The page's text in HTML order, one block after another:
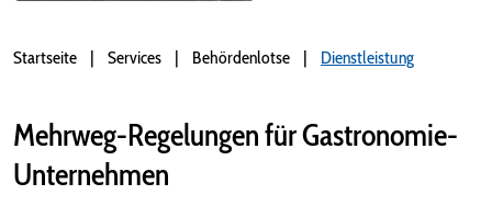
Startseite Services Behördenlotse Dienstleistung
Mehrweg-Regelungen für Gastronomie-
Unternehmen